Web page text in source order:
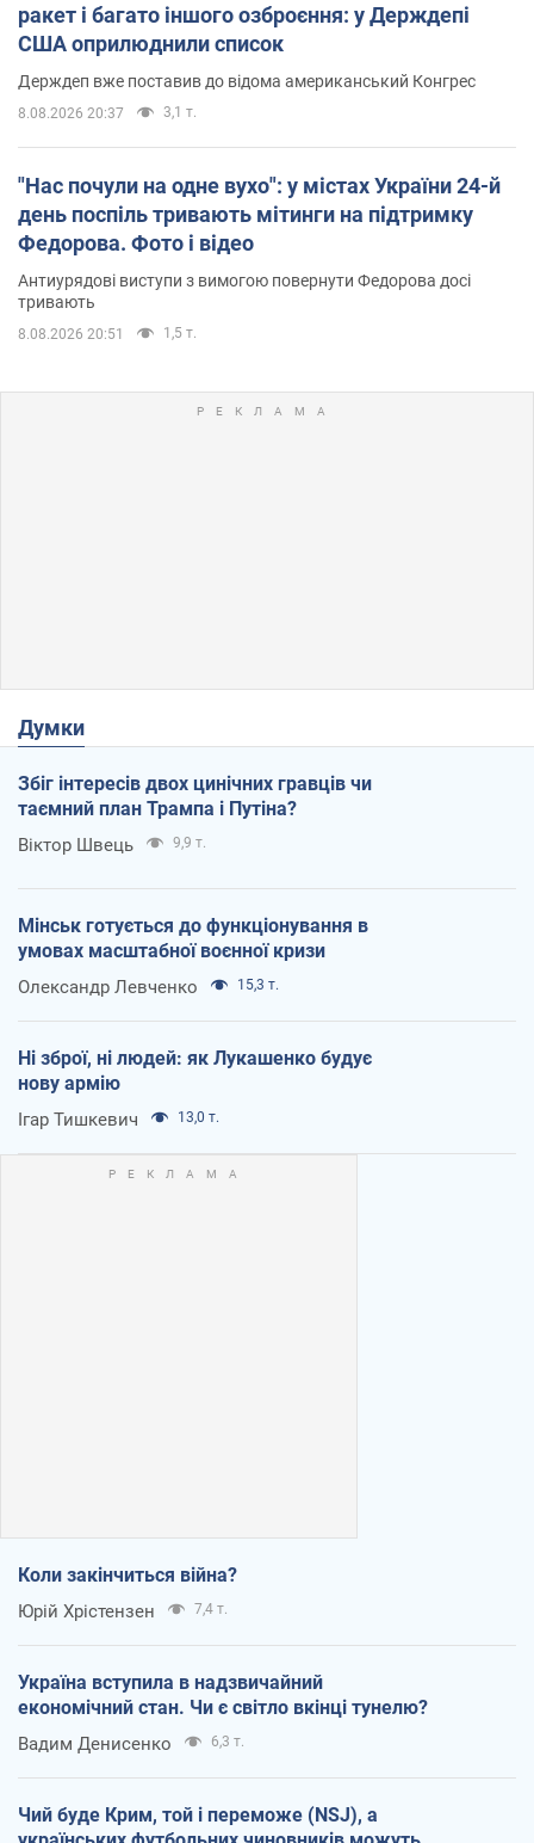
ракет і багато іншого озброєння: у Держдепі
США оприлюднили список
Держдеп вже поставив до відома американський Конгрес
8.08.2026 20:37 3,1 т.
"Нас почули на одне вухо": у містах України 24-й
день поспіль тривають мітинги на підтримку
Федорова. Фото і відео
Антиурядові виступи з вимогою повернути Федорова досі
тривають
8.08.2026 20:51 1,5 т.
Думки
Збіг інтересів двох цинічних гравців чи
таємний план Трампа і Путіна?
Віктор Швець 9,9 т.
Мінськ готується до функціонування в
умовах масштабної воєнної кризи
Олександр Левченко 15,3 т.
Ні зброї, ні людей: як Лукашенко будує
нову армію
Ігар Тишкевич 13,0 т.
Коли закінчиться війна?
Юрій Хрістензен 7,4 т.
Україна вступила в надзвичайний
економічний стан. Чи є світло вкінці тунелю?
Вадим Денисенко 6,3 т.
Чий буде Крим, той і переможе (NSJ), а